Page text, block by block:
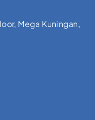
Mega Kuningan,